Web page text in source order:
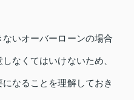
いオーバーローンの場合
なくてはいけないため、
なることを理解しておき